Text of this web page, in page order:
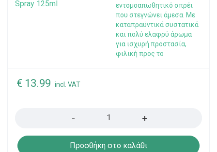
εντομοαπωθητικό σπρέι
που στεγνώνει άμεσα. Με
καταπραϋντικά συστατικά
και πολύ ελαφρύ άρωμα
για ισχυρή προστασία,
φιλική προς το
€ 13.99 incl. VAT
Προσθήκη στο καλάθι